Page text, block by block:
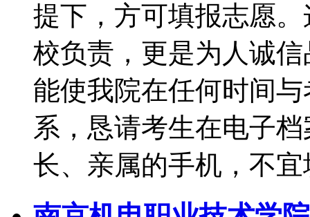
提下，方可填报志愿
校负责，更是为人诚
能使我院在任何时间
系，恳请考生在电子
长、亲属的手机，不